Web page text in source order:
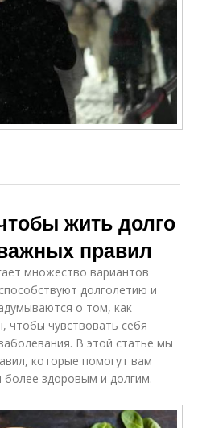
жить долго
правил
множество вариантов
долголетию и
о том, как
чтобы чувствовать себя
В этой статье мы
которые помогут вам
более здоровым и долгим.